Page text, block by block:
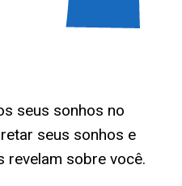
seus sonhos no
seus sonhos e
revelam sobre você.